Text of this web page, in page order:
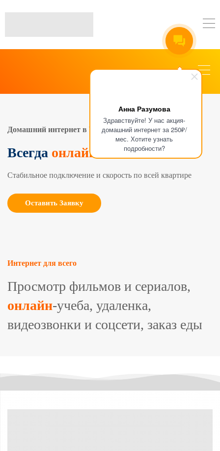
Анна Разумова
Здравствуйте! У нас акция-
домашний интернет за 250₽/
мес. Хотите узнать
подробности?
Домашний интернет в Чебоксарах
Всегда онлайн
Стабильное подключение и скорость по всей квартире
Оставить Заявку
Интернет для всего
Просмотр фильмов и сериалов,
онлайн-учеба, удаленка,
видеозвонки и соцсети, заказ еды